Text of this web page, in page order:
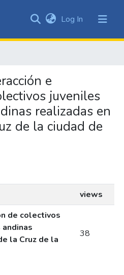
&
All of DSpace
Log In (current)
e
juveniles
realizadas en
de la ciudad de
views
de colectivos
la Cruz de la
38